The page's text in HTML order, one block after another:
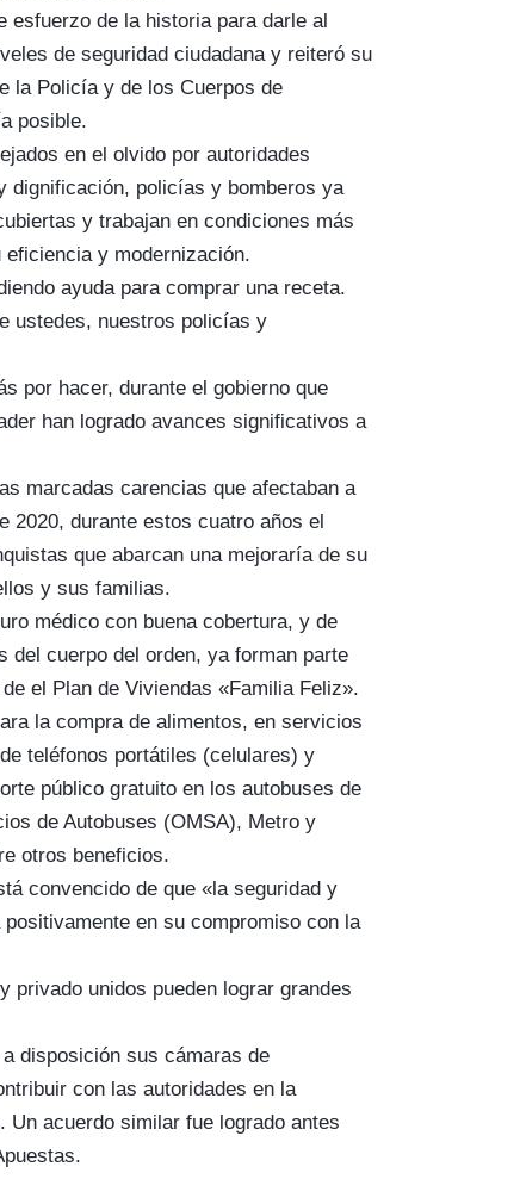
esfuerzo de la historia para darle al
de seguridad ciudadana y reiteró su
la Policía y de los Cuerpos de
posible.
en el olvido por autoridades
dignificación, policías y bomberos ya
y trabajan en condiciones más
y modernización.
ayuda para comprar una receta.
ustedes, nuestros policías y
por hacer, durante el gobierno que
han logrado avances significativos a
marcadas carencias que afectaban a
2020, durante estos cuatro años el
que abarcan una mejoraría de su
y sus familias.
médico con buena cobertura, y de
del cuerpo del orden, ya forman parte
el Plan de Viviendas «Familia Feliz».
la compra de alimentos, en servicios
teléfonos portátiles (celulares) y
público gratuito en los autobuses de
de Autobuses (OMSA), Metro y
otros beneficios.
convencido de que «la seguridad y
en su compromiso con la
privado unidos pueden lograr grandes
disposición sus cámaras de
con las autoridades en la
acuerdo similar fue logrado antes